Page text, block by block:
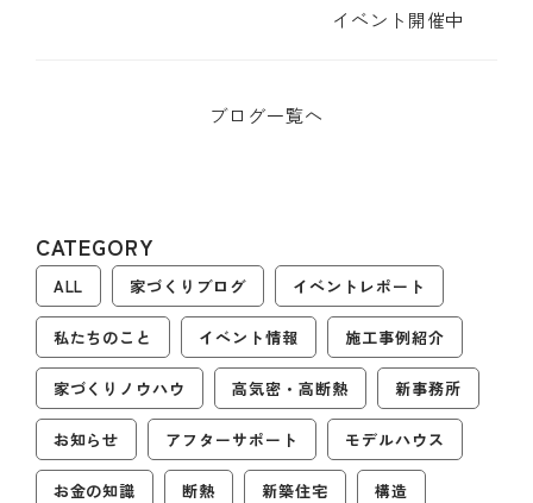
ブログ一覧へ
イベント開催中
CATEGORY
ALL 家づくりブログ イベントレポート
私たちのこと イベント情報 施工事例紹介
家づくりノウハウ 高気密・高断熱 新事務所
お知らせ アフターサポート モデルハウス
お金の知識 断熱 新築住宅 構造